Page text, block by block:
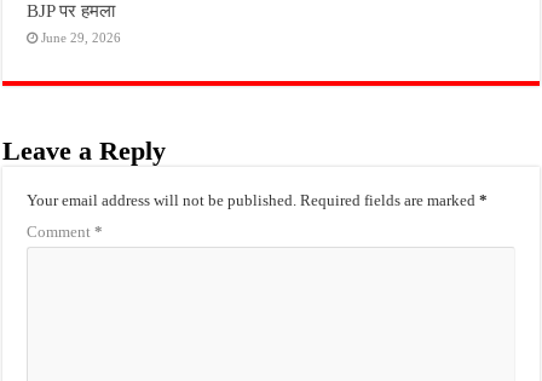
BJP पर हमला
June 29, 2026
Leave a Reply
Your email address will not be published. Required fields are marked*
Comment*